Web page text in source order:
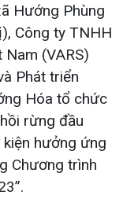
Hướng Phùng
Công ty TNHH
(VARS)
Phát triển
Hóa tổ chức
rừng đầu
hưởng ứng
Chương trình